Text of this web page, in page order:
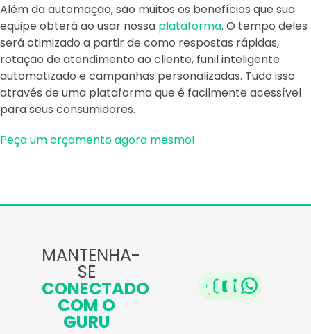
Além da automação, são muitos os benefícios que sua
equipe obterá ao usar nossa plataforma. O tempo deles
será otimizado a partir de como respostas rápidas,
rotação de atendimento ao cliente, funil inteligente
automatizado e campanhas personalizadas. Tudo isso
através de uma plataforma que é facilmente acessível
para seus consumidores.
Peça um orçamento agora mesmo!
MANTENHA-
SE
CONECTADO
COM O
GURU